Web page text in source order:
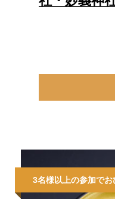
3名様以上の参加で